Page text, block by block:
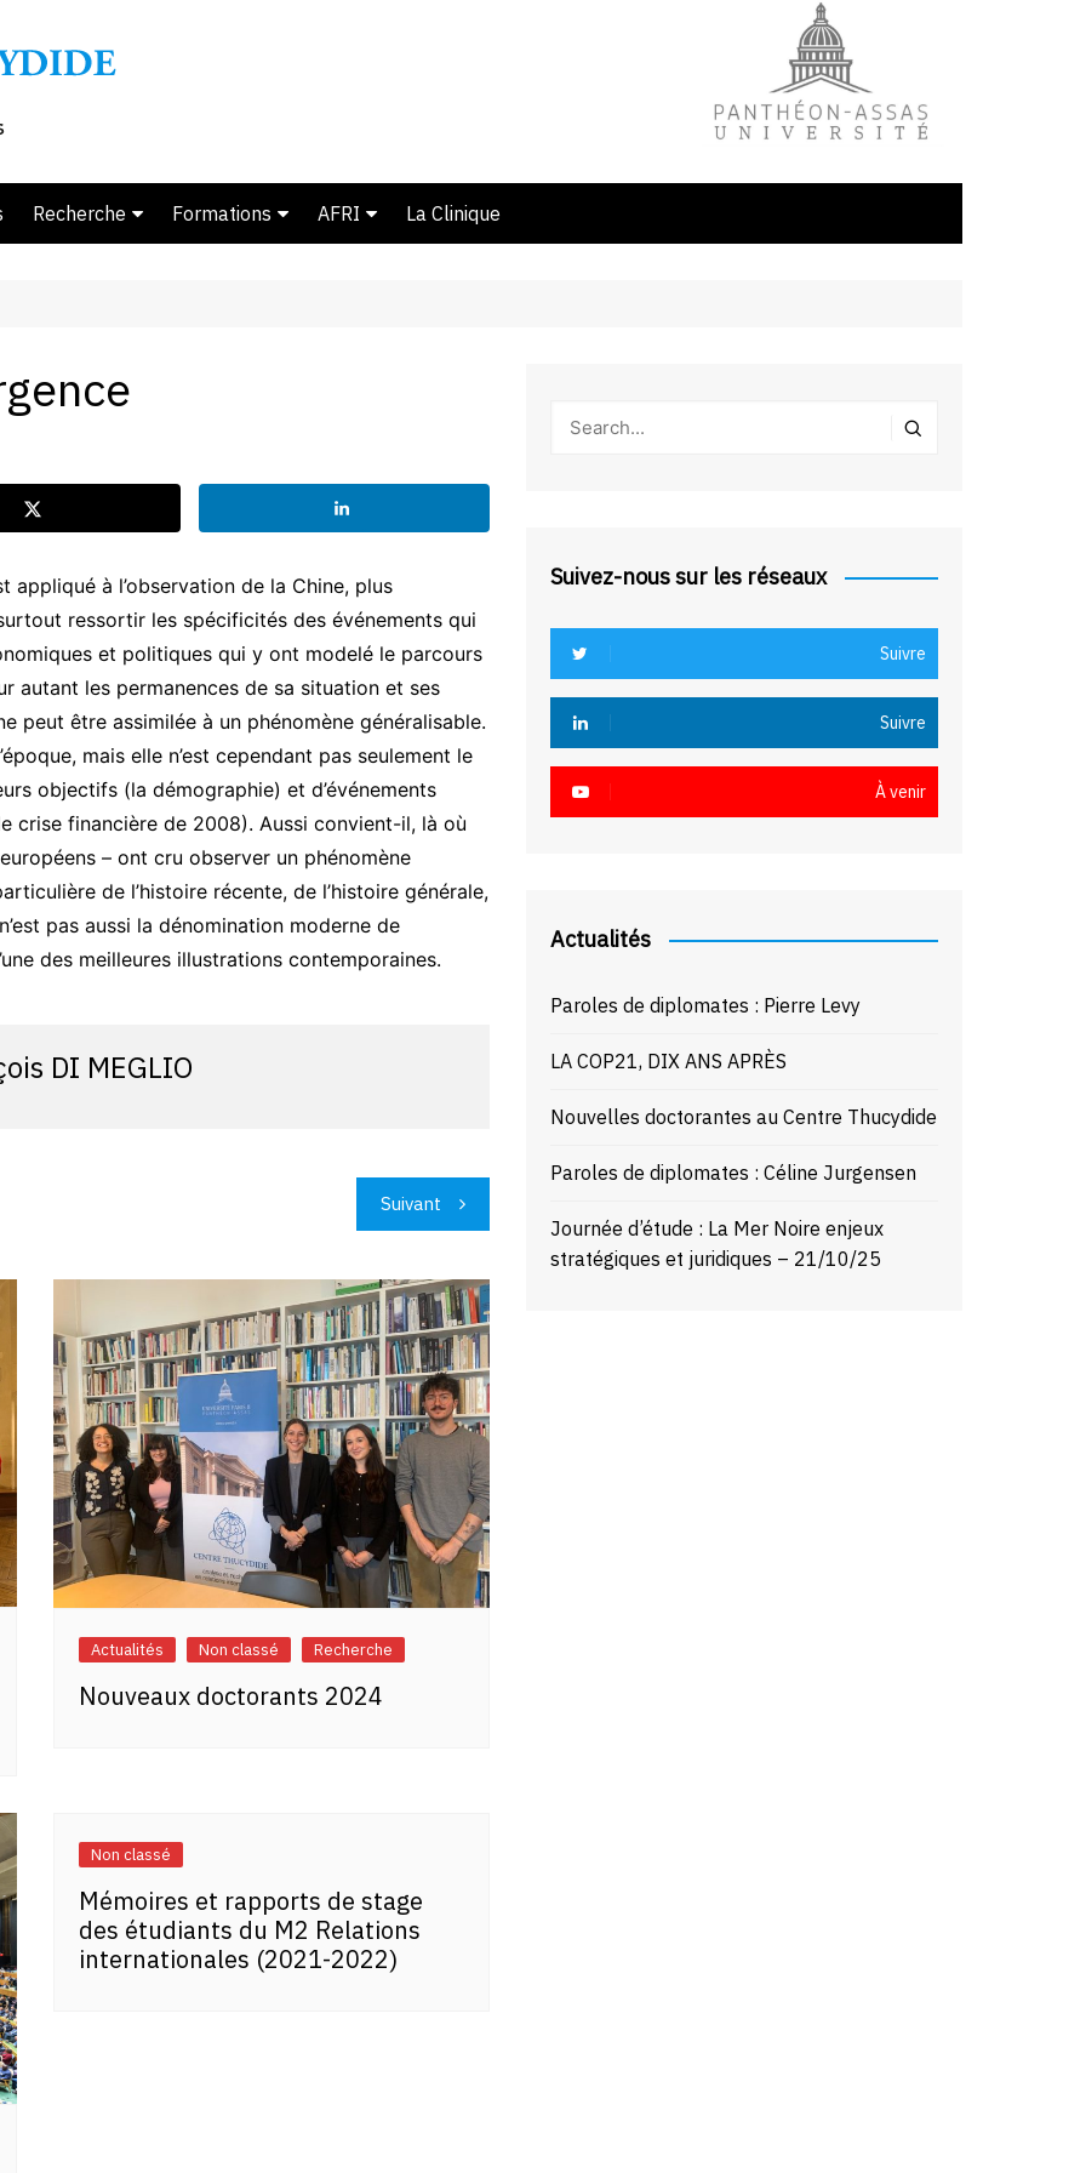
Recherche
Les Cahiers Thucydide
Formations
Parcours Défense et
de l’asile
AFRI La Clinique
appliqué à l’observation de la Chine, plus
ressortir les spécificités des événements qui
et politiques qui y ont modelé le parcours
autant les permanences de sa situation et ses
peut être assimilée à un phénomène généralisable.
mais elle n’est cependant pas seulement le
objectifs (la démographie) et d’événements
crise financière de 2008). Aussi convient-il, là où
– ont cru observer un phénomène
de l’histoire récente, de l’histoire générale,
pas aussi la dénomination moderne de
des meilleures illustrations contemporaines.
DI MEGLIO
Suivant
Actualités Non classé Recherche
Nouveaux doctorants 2024
Non classé
Mémoires et rapports de stage
des étudiants du M2 Relations
internationales (2021-2022)
Suivez-nous sur les réseaux
Suivre
Suivre
À venir
Actualités
Paroles de diplomates : Pierre Levy
LA COP21, DIX ANS APRÈS
Nouvelles doctorantes au Centre Thucydide
Paroles de diplomates : Céline Jurgensen
Journée d’étude : La Mer Noire enjeux
stratégiques et juridiques – 21/10/25